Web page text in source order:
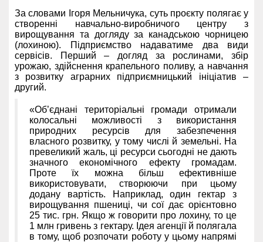
За словами Ігоря Мельничука, суть проєкту полягає у
створенні навчально-виробничого центру з
вирощування та догляду за канадською чорницею
(лохиною). Підприємство надаватиме два види
сервісів. Перший – догляд за рослинами, збір
урожаю, здійснення крапельного поливу, а навчання
з розвитку аграрних підприємницький ініціатив –
другий.
«Об’єднані територіальні громади отримали
колосальні можливості з використання
природних ресурсів для забезпечення
власного розвитку, у тому числі й земельні. На
превеликий жаль, ці ресурси сьогодні не дають
значного економічного ефекту громадам.
Проте їх можна більш ефективніше
використовувати, створюючи при цьому
додану вартість. Наприклад, один гектар з
вирощування пшениці, чи сої дає орієнтовно
25 тис. грн. Якщо ж говорити про лохину, то це
1 млн гривень з гектару. Ідея агенції й полягала
в тому, щоб розпочати роботу у цьому напрямі